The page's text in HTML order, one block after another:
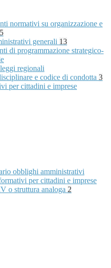
normativi su organizzazione e
generali 13
di programmazione strategico-
regionali
e codice di condotta 3
per cittadini e imprese
obblighi amministrativi
per cittadini e imprese
o struttura analoga 2